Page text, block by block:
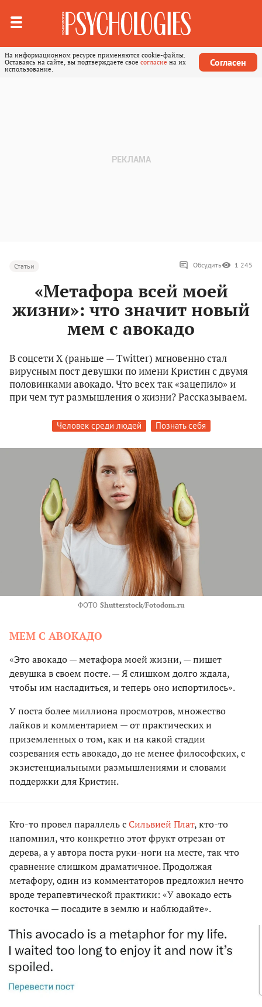
На информационном ресурсе применяются cookie-файлы.
Оставаясь на сайте, вы подтверждаете свое согласие на их
использование.
Согласен
Статьи Обсудить 1 245
«Метафора всей моей
жизни»: что значит новый
мем с авокадо
В соцсети X (раньше — Twitter) мгновенно стал
вирусным пост девушки по имени Кристин с двумя
половинками авокадо. Что всех так «зацепило» и
при чем тут размышления о жизни? Рассказываем.
Человек среди людей Познать себя
ФОТО Shutterstock/Fotodom.ru
МЕМ С АВОКАДО
«Это авокадо — метафора моей жизни, — пишет
девушка в своем посте. — Я слишком долго ждала,
чтобы им насладиться, и теперь оно испортилось».
У поста более миллиона просмотров, множество
лайков и комментарием — от практических и
приземленных о том, как и на какой стадии
созревания есть авокадо, до не менее философских, с
экзистенциальными размышлениями и словами
поддержки для Кристин.
Кто-то провел параллель сСильвией Плат, кто-то
напомнил, что конкретно этот фрукт отрезан от
дерева, а у автора поста руки-ноги на месте, так что
сравнение слишком драматичное. Продолжая
метафору, один из комментаторов предложил нечто
вроде терапевтической практики: «У авокадо есть
косточка — посадите в землю и наблюдайте».